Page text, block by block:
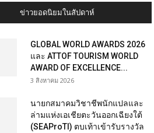
ข่าวยอดนิยมในสัปดาห์
GLOBAL WORLD AWARDS 2026
และ ATTOF TOURISM WORLD
AWARD OF EXCELLENCE...
3 สิงหาคม 2026
นายกสมาคมวิชาชีพนักแปลและ
ล่ามแห่งเอเชียตะวันออกเฉียงใต้
(SEAProTI) ตบเท้าเข้ารับรางวัล